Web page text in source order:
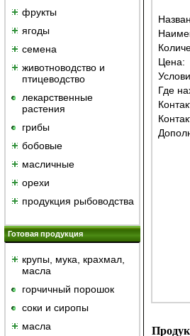
фрукты
ягоды
семена
животноводство и
птицеводство
лекарственные
растения
грибы
бобовые
масличные
орехи
продукция рыбоводства
Готовая продукция
крупы, мука, крахмал,
масла
горчичный порошок
cоки и сиропы
масла
Цена:
Где